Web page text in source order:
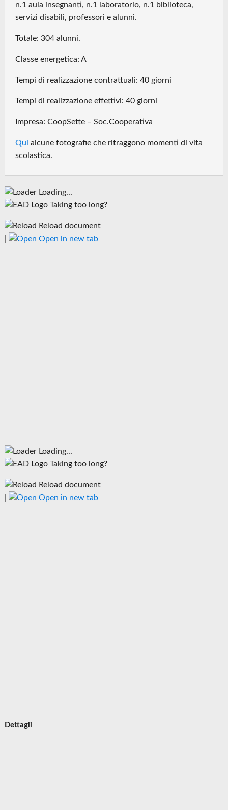
n.1 aula insegnanti, n.1 laboratorio, n.1 biblioteca,
servizi disabili, professori e alunni.
Totale: 304 alunni.
Classe energetica: A
Tempi di realizzazione contrattuali: 40 giorni
Tempi di realizzazione effettivi: 40 giorni
Impresa: CoopSette – Soc.Cooperativa
Qui alcune fotografie che ritraggono momenti di vita
scolastica.
Loading...
Taking too long?
Reload document
Open in new tab
Loading...
Taking too long?
Reload document
Open in new tab
Dettagli